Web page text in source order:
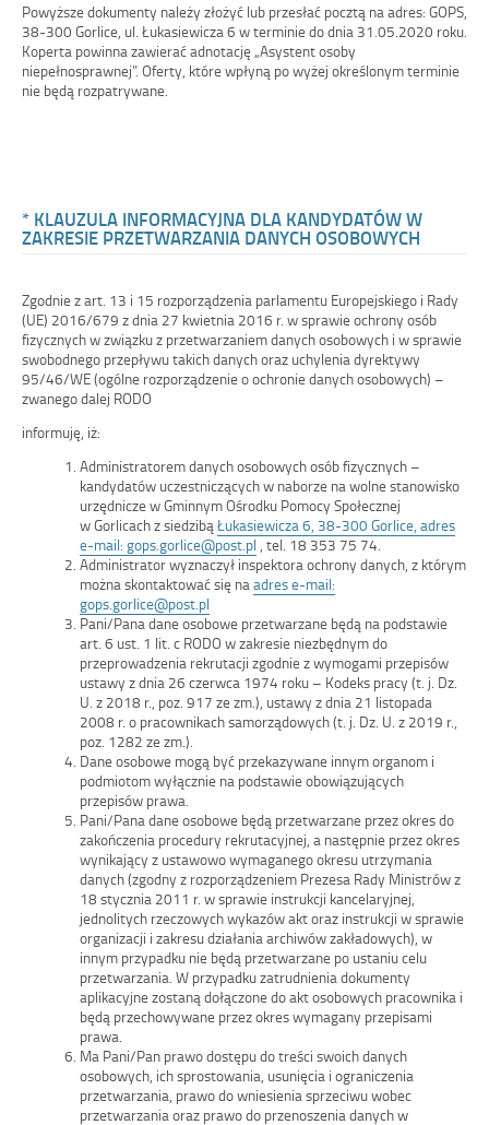
Powyższe dokumenty należy złożyć lub przesłać pocztą na adres: GOPS,
38-300 Gorlice, ul. Łukasiewicza 6 w terminie do dnia 31.05.2020 roku.
Koperta powinna zawierać adnotację „Asystent osoby
niepełnosprawnej”. Oferty, które wpłyną po wyżej określonym terminie
nie będą rozpatrywane.
* KLAUZULA INFORMACYJNA DLA KANDYDATÓW W
ZAKRESIE PRZETWARZANIA DANYCH OSOBOWYCH
Zgodnie z art. 13 i 15 rozporządzenia parlamentu Europejskiego i Rady
(UE) 2016/679 z dnia 27 kwietnia 2016 r. w sprawie ochrony osób
fizycznych w związku z przetwarzaniem danych osobowych i w sprawie
swobodnego przepływu takich danych oraz uchylenia dyrektywy
95/46/WE (ogólne rozporządzenie o ochronie danych osobowych) –
zwanego dalej RODO
informuję, iż:
Administratorem danych osobowych osób fizycznych –
kandydatów uczestniczących w naborze na wolne stanowisko
urzędnicze w Gminnym Ośrodku Pomocy Społecznej
w Gorlicach z siedzibąŁukasiewicza 6, 38-300 Gorlice, adres
e-mail: gops.gorlice@post.pl , tel. 18 353 75 74.
Administrator wyznaczył inspektora ochrony danych, z którym
można skontaktować się naadres e-mail:
gops.gorlice@post.pl
Pani/Pana dane osobowe przetwarzane będą na podstawie
art. 6 ust. 1 lit. c RODO w zakresie niezbędnym do
przeprowadzenia rekrutacji zgodnie z wymogami przepisów
ustawy z dnia 26 czerwca 1974 roku – Kodeks pracy (t. j. Dz.
U. z 2018 r., poz. 917 ze zm.), ustawy z dnia 21 listopada
2008 r. o pracownikach samorządowych (t. j. Dz. U. z 2019 r.,
poz. 1282 ze zm.).
Dane osobowe mogą być przekazywane innym organom i
podmiotom wyłącznie na podstawie obowiązujących
przepisów prawa.
Pani/Pana dane osobowe będą przetwarzane przez okres do
zakończenia procedury rekrutacyjnej, a następnie przez okres
wynikający z ustawowo wymaganego okresu utrzymania
danych (zgodny z rozporządzeniem Prezesa Rady Ministrów z
18 stycznia 2011 r. w sprawie instrukcji kancelaryjnej,
jednolitych rzeczowych wykazów akt oraz instrukcji w sprawie
organizacji i zakresu działania archiwów zakładowych), w
innym przypadku nie będą przetwarzane po ustaniu celu
przetwarzania. W przypadku zatrudnienia dokumenty
aplikacyjne zostaną dołączone do akt osobowych pracownika i
będą przechowywane przez okres wymagany przepisami
prawa.
Ma Pani/Pan prawo dostępu do treści swoich danych
osobowych, ich sprostowania, usunięcia i ograniczenia
przetwarzania, prawo do wniesienia sprzeciwu wobec
przetwarzania oraz prawo do przenoszenia danych w